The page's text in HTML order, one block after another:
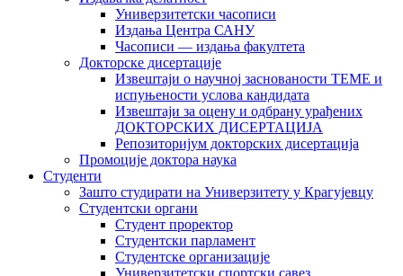
Универзитетски часописи
Издања Центра САНУ
Часописи — издања факултета
Докторске дисертације
Извештаји о научној заснованости ТЕМЕ и
испуњености услова кандидата
Извештаји за оцену и одбрану урађених
ДОКТОРСКИХ ДИСЕРТАЦИЈА
Репозиторијум докторских дисертација
Промоције доктора наука
Студенти
Зашто студирати на Универзитету у Крагујевцу
Студентски органи
Студент проректор
Студентски парламент
Студентске организације
Универзитетски спортски савез